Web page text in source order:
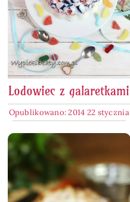
Lodowiec z galaretkami
Opublikowano: 2014 22 stycznia